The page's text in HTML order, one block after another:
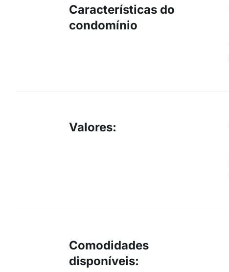
Características do
condomínio
Valores:
Comodidades
disponíveis: